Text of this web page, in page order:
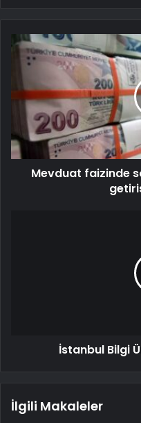
Mevduat faizinde
İstanbul Bilgi
İlgili Makaleler